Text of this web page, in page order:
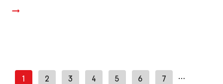
1 2 3 4 5 6 7 …